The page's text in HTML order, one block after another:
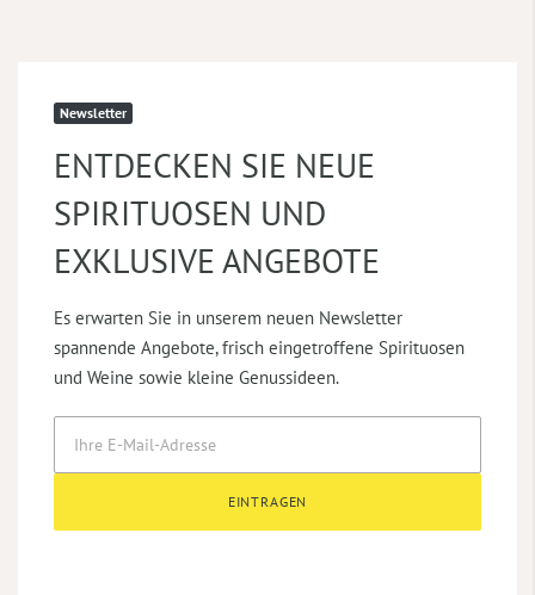
Newsletter
ENTDECKEN SIE NEUE
SPIRITUOSEN UND
EXKLUSIVE ANGEBOTE
Es erwarten Sie in unserem neuen Newsletter
spannende Angebote, frisch eingetroffene Spirituosen
und Weine sowie kleine Genussideen.
EINTRAGEN